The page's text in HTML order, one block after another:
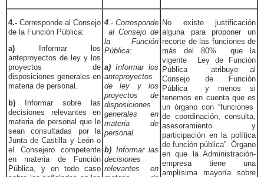
4.- Corresponde al Consejo
de la Función Pública:
a)
Informar los
anteproyectos de ley y los
proyectos de
disposiciones generales en
materia de personal.
b)
Informar sobre las
decisiones relevantes en
materia de personal que le
sean consultadas por la
Junta de Castilla y León o
el Consejero competente
en materia de Función
Pública, y en todo caso
4 .- Corresponde
al Consejo de
la Función
Pública:
a) Informar los
anteproyectos
de ley y los
proyectos de
disposiciones
generales en
materia de
personal.
b) Informar las
decisiones
relevantes en
No existe justificación
alguna para proponer un
recorte de las funciones de
más del 80% que la
vigente Ley de Función
Pública atribuye al
Consejo de Función
Pública y menos si
tenemos en cuenta que es
un órgano con “funciones
de coordinación, consulta,
asesoramiento y
participación en la política
de función pública”. Órgano
en que la Administración-
empresa tiene una
amplísima mayoría sobre